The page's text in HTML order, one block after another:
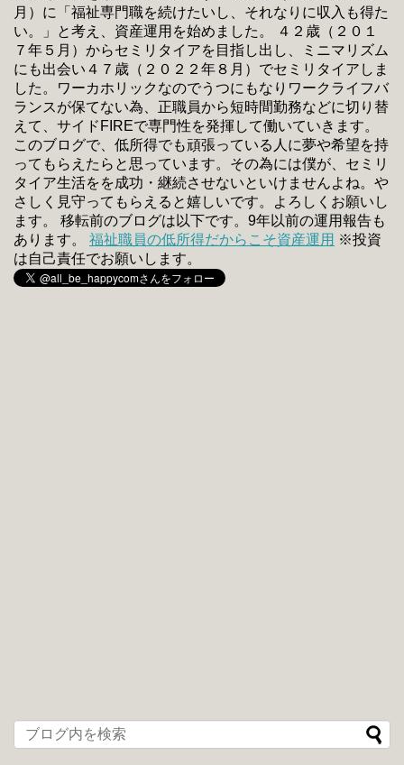
月）に「福祉専門職を続けたいし、それなりに収入も得た
い。」と考え、資産運用を始めました。 ４２歳（２０１
７年５月）からセミリタイアを目指し出し、ミニマリズム
にも出会い４７歳（２０２２年８月）でセミリタイアしま
した。ワーカホリックなのでうつにもなりワークライフバ
ランスが保てない為、正職員から短時間勤務などに切り替
えて、サイドFIREで専門性を発揮して働いていきます。
このブログで、低所得でも頑張っている人に夢や希望を持
ってもらえたらと思っています。その為には僕が、セミリ
タイア生活をを成功・継続させないといけませんよね。や
さしく見守ってもらえると嬉しいです。よろしくお願いし
ます。 移転前のブログは以下です。9年以前の運用報告も
あります。 福祉職員の低所得だからこそ資産運用 ※投資
は自己責任でお願いします。